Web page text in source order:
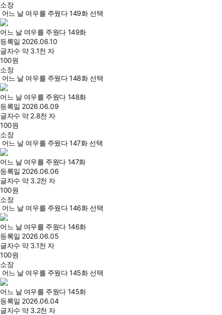
소장
어느 날 여우를 주웠다 149화 선택
어느 날 여우를 주웠다 149화
등록일 2026.06.10
글자수 약 3.1천 자
100원
소장
어느 날 여우를 주웠다 148화 선택
어느 날 여우를 주웠다 148화
등록일 2026.06.09
글자수 약 2.8천 자
100원
소장
어느 날 여우를 주웠다 147화 선택
어느 날 여우를 주웠다 147화
등록일 2026.06.06
글자수 약 3.2천 자
100원
소장
어느 날 여우를 주웠다 146화 선택
어느 날 여우를 주웠다 146화
등록일 2026.06.05
글자수 약 3.1천 자
100원
소장
어느 날 여우를 주웠다 145화 선택
어느 날 여우를 주웠다 145화
등록일 2026.06.04
글자수 약 3.2천 자